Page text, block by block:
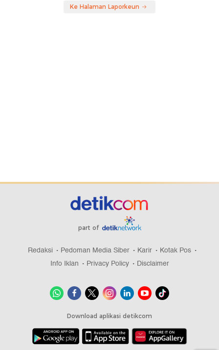
Ke Halaman Laporkeun
part of
Redaksi Pedoman Media Siber Karir
Kotak Pos
Info Iklan
Privacy Policy Disclaimer
Download aplikasi detikcom